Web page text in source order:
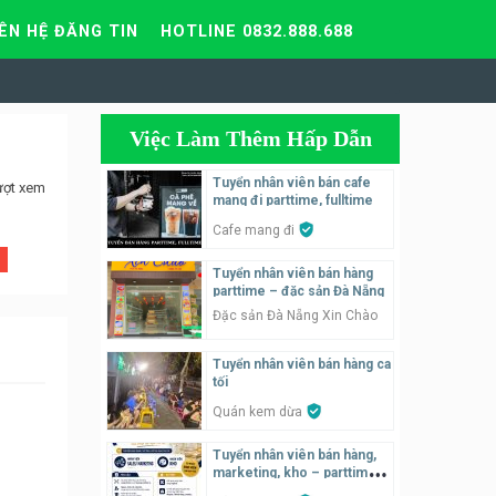
HỆ ĐĂNG TIN HOTLINE 0832.888.688
xem
Việc Làm Thêm Hấp Dẫn
Tuyển nhân viên bán cafe
mang đi parttime, fulltime
Cafe mang đi
Tuyển nhân viên bán hàng
parttime – đặc sản Đà Nẵng
Đặc sản Đà Nẵng Xin Chào
Tuyển nhân viên bán hàng ca
tối
Quán kem dừa
Tuyển nhân viên bán hàng,
marketing, kho – parttime,